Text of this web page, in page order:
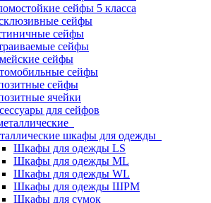
сейфы 5 класса
сейфы
сейфы
сейфы
сейфы
сейфы
сейфы
ячейки
для сейфов
шкафы для одежды
Шкафы для одежды LS
Шкафы для одежды ML
Шкафы для одежды WL
Шкафы для одежды ШРМ
Шкафы для сумок